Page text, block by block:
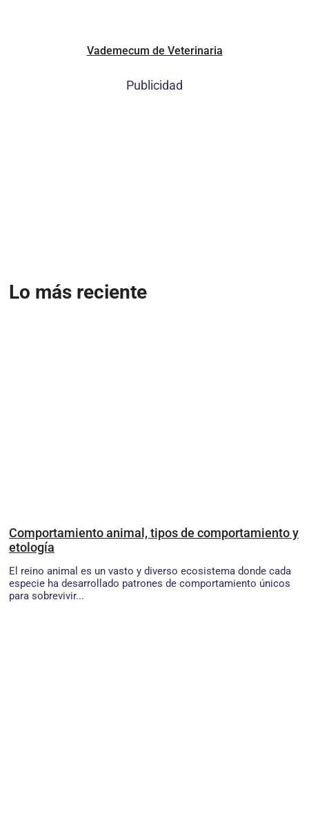
Vademecum de Veterinaria
Publicidad
Lo más reciente
Comportamiento animal, tipos de comportamiento y
etología
El reino animal es un vasto y diverso ecosistema donde cada
especie ha desarrollado patrones de comportamiento únicos
para sobrevivir...